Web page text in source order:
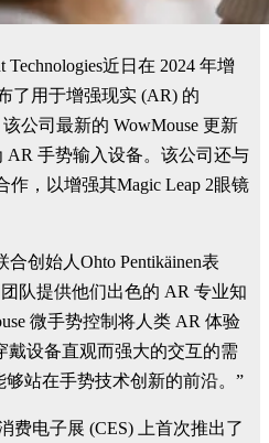
近日在 2024 年增
了用于增强现实 (AR) 的
公司最新的 WowMouse 更新
AR 手势输入设备。该公司还与
作，以增强其Magic Leap 2眼镜
创始人Ohto Pentikäinen表
队提供他们出色的 AR 专业知
微手势控制将人类 AR 体验
戴设备直观而强大的交互的需
站在手势技术创新的前沿。”
费电子展 (CES) 上首次推出了